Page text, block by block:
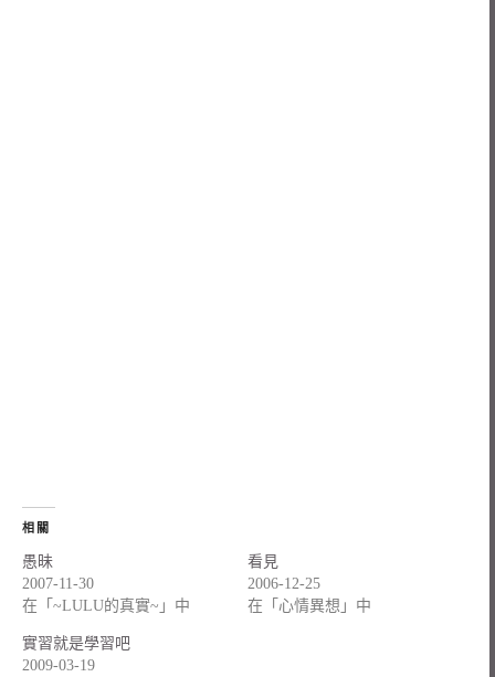
相關
愚昧
2007-11-30
在「~LULU的真實~」中
看見
2006-12-25
在「心情異想」中
實習就是學習吧
2009-03-19